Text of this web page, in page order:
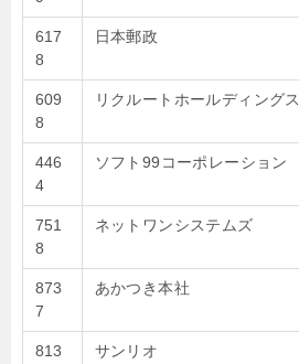
617
8
日本郵政
609
8
リクルートホールディングス
446
4
ソフト99コーポレーション
751
8
ネットワンシステムズ
873
7
あかつき本社
813
サンリオ